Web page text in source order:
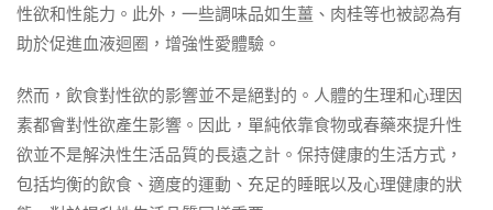
性欲和性能力。此外，一些調味品如生薑、肉桂等也被認為有
助於促進血液迴圈，增強性愛體驗。
然而，飲食對性欲的影響並不是絕對的。人體的生理和心理因
素都會對性欲產生影響。因此，單純依靠食物或春藥來提升性
欲並不是解決性生活品質的長遠之計。保持健康的生活方式，
包括均衡的飲食、適度的運動、充足的睡眠以及心理健康的狀